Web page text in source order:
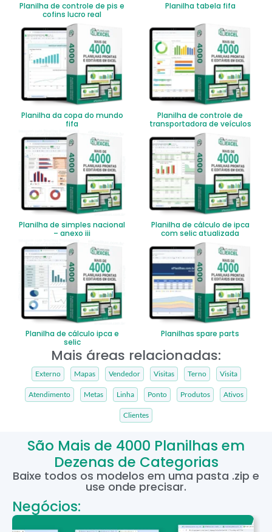
Planilha de controle de pis e
cofins lucro real
Planilha tabela fifa
Planilha da copa do mundo
fifa
Planilha de controle de
transportadora de veículos
Planilha de simples nacional
– anexo iii
Planilha de cálculo de ipca
com selic atualizada
Planilha de cálculo ipca e
selic
Planilhas spare parts
Mais áreas relacionadas:
Externo Mapas Vendedor Visitas Terno Visita
Atendimento Metas Linha Ponto Produtos Ativos
Clientes
São Mais de 4000 Planilhas em
Dezenas de Categorias
Baixe todos os modelos em uma pasta .zip e
use onde precisar.
Negócios: